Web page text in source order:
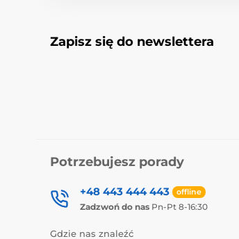
Zapisz się do newslettera
Potrzebujesz porady
+48 443 444 443 offline
Zadzwoń do nas Pn-Pt 8-16:30
Gdzie nas znaleźć